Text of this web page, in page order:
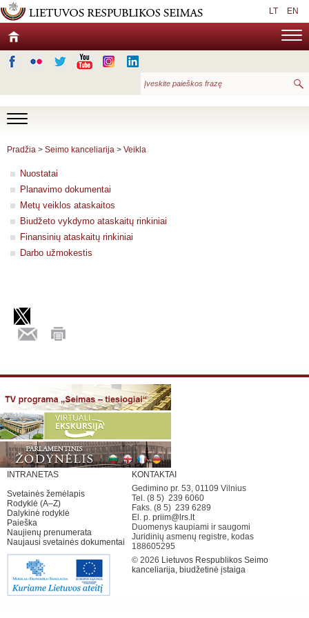
LT EN
Pradžia > Seimo kanceliarija > Veikla
Nuostatai
Planavimo dokumentai
Metų veiklos ataskaitos
Biudžeto vykdymo ataskaitų rinkiniai
Finansinių ataskaitų rinkiniai
Darbo užmokestis
INTRANETAS
Svetainės žemėlapis
Rodyklė (A–Z)
Dalykinė rodyklė
Paieška
Naujienų prenumerata
Naujausi svetainės dokumentai
KONTAKTAI
Gedimino pr. 53, 01109 Vilnius
Tel. (8 5) 239 6060
Faks. (8 5) 239 6289
El. p. priim@lrs.lt
Duomenys kaupiami ir saugomi
Juridinių asmenų registre, kodas
188605295
© 2026 Lietuvos Respublikos Seimo
kanceliarija, biudžetinė įstaiga